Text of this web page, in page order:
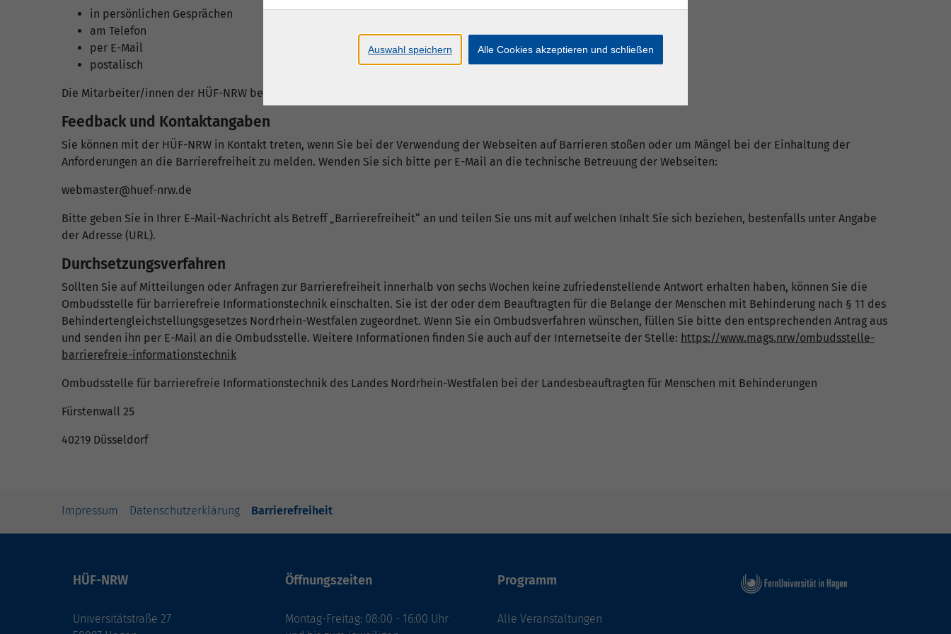
in persönlichen Gesprächen
am Telefon
per E-Mail
postalisch
Die Mitarbeiter/innen der HÜF-NRW beraten auch in einfacher Sprache.
Feedback und Kontaktangaben
Sie können mit der HÜF-NRW in Kontakt treten, wenn Sie bei der Verwendung der Webseiten auf Barrieren stoßen oder um Mängel bei der Einhaltung der
Anforderungen an die Barrierefreiheit zu melden. Wenden Sie sich bitte per E-Mail an die technische Betreuung der Webseiten:
webmaster@huef-nrw.de
Bitte geben Sie in Ihrer E-Mail-Nachricht als Betreff „Barrierefreiheit“ an und teilen Sie uns mit auf welchen Inhalt Sie sich beziehen, bestenfalls unter Angabe
der Adresse (URL).
Durchsetzungsverfahren
Sollten Sie auf Mitteilungen oder Anfragen zur Barrierefreiheit innerhalb von sechs Wochen keine zufriedenstellende Antwort erhalten haben, können Sie die
Ombudsstelle für barrierefreie Informationstechnik einschalten. Sie ist der oder dem Beauftragten für die Belange der Menschen mit Behinderung nach § 11 des
Behindertengleichstellungsgesetzes Nordrhein-Westfalen zugeordnet. Wenn Sie ein Ombudsverfahren wünschen, füllen Sie bitte den entsprechenden Antrag aus
und senden ihn per E-Mail an die Ombudsstelle. Weitere Informationen finden Sie auch auf der Internetseite der Stelle: https://www.mags.nrw/ombudsstelle-
barrierefreie-informationstechnik
Ombudsstelle für barrierefreie Informationstechnik des Landes Nordrhein-Westfalen bei der Landesbeauftragten für Menschen mit Behinderungen
Fürstenwall 25
40219 Düsseldorf
Impressum Datenschutzerklärung Barrierefreiheit
HÜF-NRW
Universitätstraße 27
Öffnungszeiten
Montag-Freitag: 08:00 - 16:00 Uhr
Programm
Alle Veranstaltungen
Auswahl speichern Alle Cookies akzeptieren und schließen